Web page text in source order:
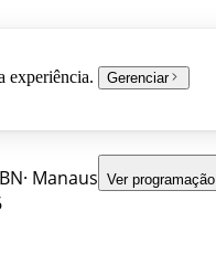
experiência. Gerenciar
· Manaus Ver programação